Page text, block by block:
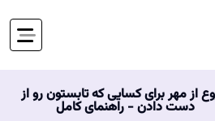
از مهر برای کسایی که تابستون رو از
دست دادن - راهنمای کامل